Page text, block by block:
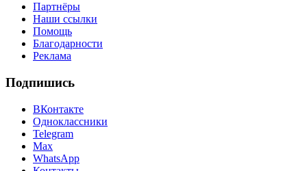
Партнёры
Наши ссылки
Помощь
Благодарности
Реклама
Подпишись
ВКонтакте
Одноклассники
Telegram
Max
WhatsApp